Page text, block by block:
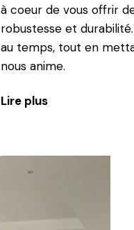
à coeur de vous offrir
robustesse et
au temps, tout en
nous anime.
Lire plus